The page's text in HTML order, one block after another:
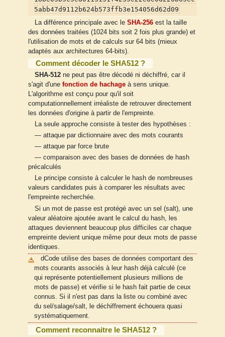
5abb47d9112b624b573ffb3e154056d62d09
La différence principale avec le SHA-256est la taille
des données traitées (1024 bits soit 2 fois plus grande) et
l'utilisation de mots et de calculs sur 64 bits (mieux
adaptés aux architectures 64-bits).
Comment décoder le SHA512 ?
SHA-512ne peut pas être décodé ni déchiffré, car il
s'agit d'une fonction de hachage à sens unique.
L'algorithme est conçu pour qu'il soit
computationnellement irréaliste de retrouver directement
les données d'origine à partir de l'empreinte.
La seule approche consiste à tester des hypothèses :
— attaque par dictionnaire avec des mots courants
— attaque par force brute
— comparaison avec des bases de données de hash
précalculés
Le principe consiste à calculer le hash de nombreuses
valeurs candidates puis à comparer les résultats avec
l'empreinte recherchée.
Si un mot de passe est protégé avec un sel (salt), une
valeur aléatoire ajoutée avant le calcul du hash, les
attaques deviennent beaucoup plus difficiles car chaque
empreinte devient unique même pour deux mots de passe
identiques.
dCode utilise des bases de données comportant des
mots courants associés à leur hash déjà calculé (ce
qui représente potentiellement plusieurs millions de
mots de passe) et vérifie si le hash fait partie de ceux
connus. Si il n'est pas dans la liste ou combiné avec
du sel/salage/salt, le déchiffrement échouera quasi
systématiquement.
Comment reconnaitre le SHA512 ?